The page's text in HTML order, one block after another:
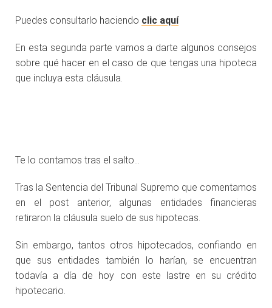
Puedes consultarlo haciendo clic aquí
En esta segunda parte vamos a darte algunos consejos
sobre qué hacer en el caso de que tengas una hipoteca
que incluya esta cláusula.
Te lo contamos tras el salto…
Tras la Sentencia del Tribunal Supremo que comentamos
en el post anterior, algunas entidades financieras
retiraron la cláusula suelo de sus hipotecas.
Sin embargo, tantos otros hipotecados, confiando en
que sus entidades también lo harían, se encuentran
todavía a día de hoy con este lastre en su crédito
hipotecario.